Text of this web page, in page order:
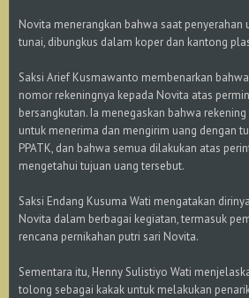
Novita menerangkan bahwa saat penyerahan
tunai, dibungkus dalam koper dan kantong
Saksi Arief Kusmawanto membenarkan
nomor rekeningnya kepada Novita atas
bersangkutan. Ia menegaskan bahwa
untuk menerima dan mengirim uang dengan
PPATK, dan bahwa semua dilakukan atas
mengetahui tujuan uang tersebut.
Saksi Endang Kusuma Wati mengatakan
Novita dalam berbagai kegiatan, termasuk
rencana pernikahan putri sari Novita.
Sementara itu, Henny Sulistiyo Wati
tolong sebagai kakak untuk melakukan